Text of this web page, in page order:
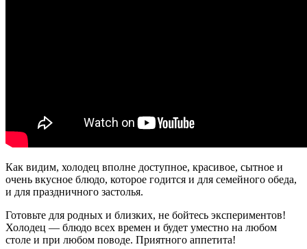
Как видим, холодец вполне доступное, красивое, сытное и
очень вкусное блюдо, которое годится и для семейного обеда,
и для праздничного застолья.
Готовьте для родных и близких, не бойтесь экспериментов!
Холодец — блюдо всех времен и будет уместно на любом
столе и при любом поводе. Приятного аппетита!